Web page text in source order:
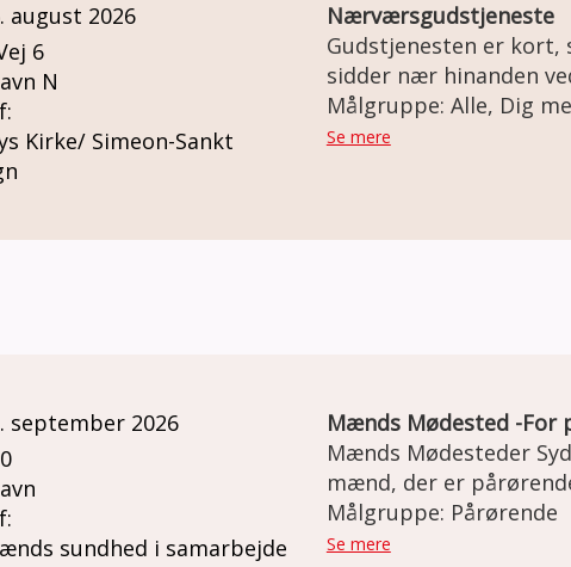
august 2026
6
N
Kirke/ Simeon-Sankt
Nærværsgudstjeneste
Gudstjenesten er kort,
sidder nær hinanden
til, og fællessang at
demensvenlig og
Målgruppe: Alle, Dig
Se mere
september 2026
sundhed i samarbejde
Mænds Mødested -For
Mænds Mødesteder
mænd, der er
fællesskab er et
skulder ved skulder
Målgruppe: Pårørende
Se mere